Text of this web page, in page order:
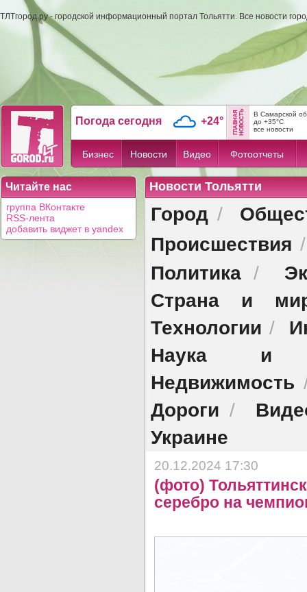
ТЛТгород.ру - городской информационный портал Тольятти. Все новости
Погода сегодня +24°
В Самарской
до +35°C
все новости
Бизнес Новости Видео Фотоотчеты
Читайте нас
группа ВКонтакте
RSS-лента
добавить виджет в yandex
Новости Тольятти
Город /
Происшествия
Политика /
Страна и
Технологии /
Наука и
Недвижимость
Дороги /
Украине
20.12.2024 17:30
(фото)
серебро на